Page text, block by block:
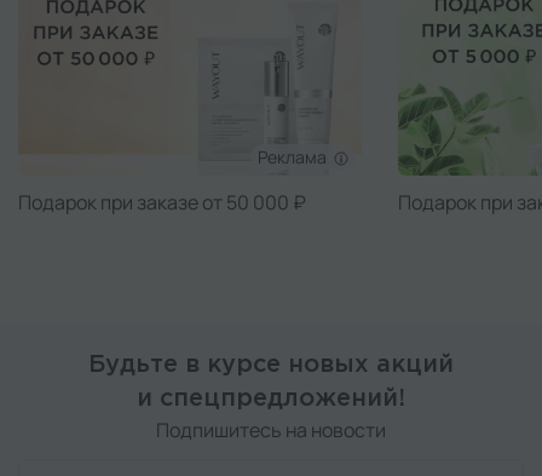
Реклама
Подарок при заказе от 50 000 ₽ Подарок при
Будьте в курсе новых акций
и спецпредложений!
Подпишитесь на новости